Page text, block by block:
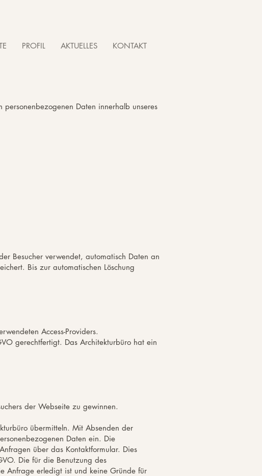
PROFIL AKTUELLES KONTAKT
Daten innerhalb unseres
Besucher verwendet, automatisch Daten an
Bis zur automatischen Löschung
Access-Providers.
gerechtfertigt. Das Architekturbüro hat ein
der Webseite zu gewinnen.
übermitteln. Mit Absenden der
Daten ein. Die
über das Kontaktformular. Dies
Die für die Benutzung des
Anfrage erledigt ist und keine Gründe für